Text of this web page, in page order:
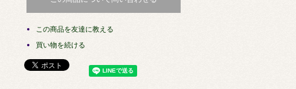
この商品を友達に教える
買い物を続ける